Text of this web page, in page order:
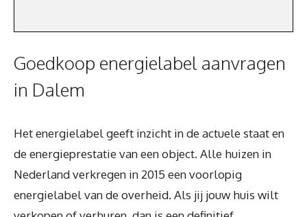
Goedkoop energielabel aanvragen
in Dalem
Het energielabel geeft inzicht in de actuele staat en
de energieprestatie van een object. Alle huizen in
Nederland verkregen in 2015 een voorlopig
energielabel van de overheid. Als jij jouw huis wilt